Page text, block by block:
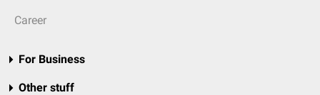
Career
For Business
Other stuff